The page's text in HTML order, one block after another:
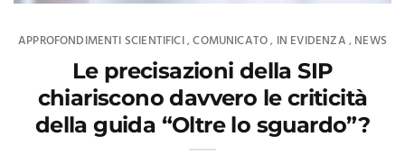
APPROFONDIMENTI SCIENTIFICI,COMUNICATO, IN EVIDENZA , NEWS
Le precisazioni della SIP
chiariscono davvero le criticità
della guida “Oltre lo sguardo”?